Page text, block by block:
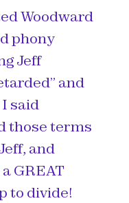
Woodward
phony
Jeff
and
I said
those terms
and
GREAT
to divide!